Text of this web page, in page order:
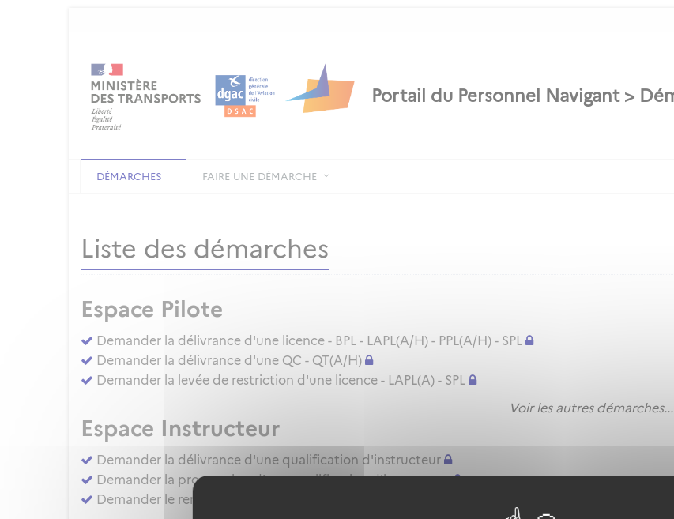
DÉMARCHES FAIRE UNE DÉMARCHE
Liste des démarches
Espace Pilote
Demander la délivrance d'une licence - BPL - LAPL(A/H) - PPL(A/H) - SPL
Demander la délivrance d'une QC - QT(A/H)
Demander la levée de restriction d'une licence - LAPL(A) - SPL
Voir les autres démarches...
Espace Instructeur
Demander la délivrance d'une qualification d'instructeur
Demander la prorogation d'une qualification d'instructeur
Demander le renouvellement d'une qualification d'instructeur